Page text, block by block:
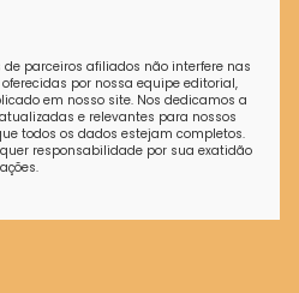
parceiros afiliados não interfere nas
por nossa equipe editorial,
em nosso site. Nos dedicamos a
e relevantes para nossos
todos os dados estejam completos.
responsabilidade por sua exatidão